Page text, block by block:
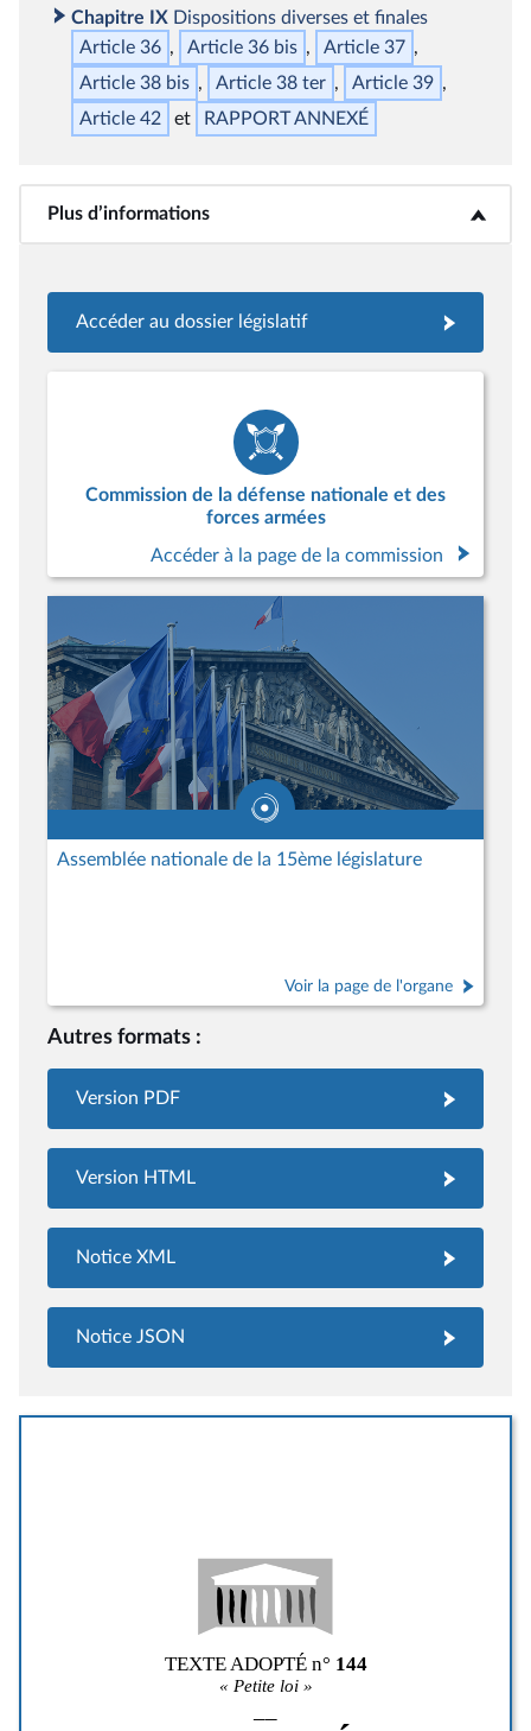
Chapitre IX Dispositions diverses et finales
Article 36
Article 36 bis
Article 37
Article 38 bis Article 38 ter
Article 39
Article 42
RAPPORT ANNEXÉ
Plus d’informations<b>Plus d’informations</b>
Accéder au dossier législatif
Commission de la défense nationale et des
forces armées
Accéder à la page de la commission
Assemblée nationale de la 15ème législature
Voir la page de l'organe
Autres formats :
Version PDF
Version HTML
Notice XML
Notice JSON